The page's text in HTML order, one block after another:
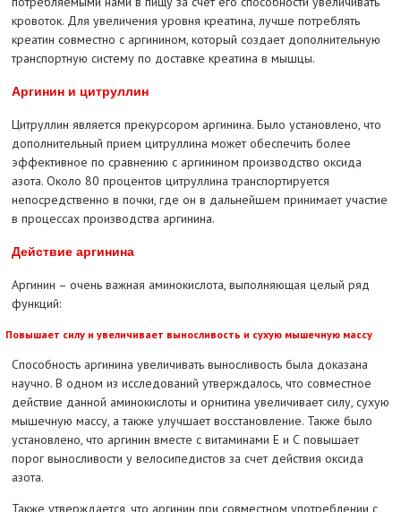
кровоток. Для увеличения уровня креатина, лучше потреблять
креатин совместно с аргинином, который создает дополнительную
транспортную систему по доставке креатина в мышцы.
Аргинин и цитруллин
Цитруллин является прекурсором аргинина. Было установлено, что
дополнительный прием цитруллина может обеспечить более
эффективное по сравнению с аргинином производство оксида
азота. Около 80 процентов цитруллина транспортируется
непосредственно в почки, где он в дальнейшем принимает участие
в процессах производства аргинина.
Действие аргинина
Аргинин – очень важная аминокислота, выполняющая целый ряд
функций:
Повышает силу и увеличивает выносливость и сухую мышечную массу
Способность аргинина увеличивать выносливость была доказана
научно. В одном из исследований утверждалось, что совместное
действие данной аминокислоты и орнитина увеличивает силу, сухую
мышечную массу, а также улучшает восстановление. Также было
установлено, что аргинин вместе с витаминами Е и С повышает
порог выносливости у велосипедистов за счет действия оксида
азота.
Также утверждается, что аргинин при совместном употреблении с